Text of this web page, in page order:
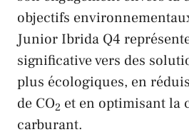
objectifs
Junior Ibrida Q4
significative vers des
plus écologiques, en
de CO2 et en optimisant la
carburant.